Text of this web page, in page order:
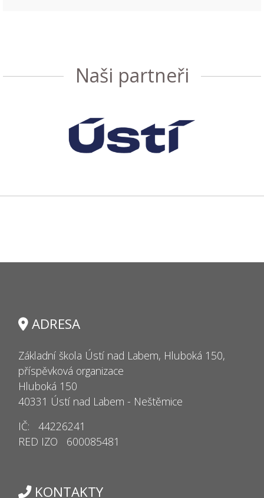
Naši partneři
ADRESA
Základní škola Ústí nad Labem, Hluboká 150,
příspěvková organizace
Hluboká 150
40331 Ústí nad Labem - Neštěmice
IČ: 44226241
RED IZO 600085481
KONTAKTY